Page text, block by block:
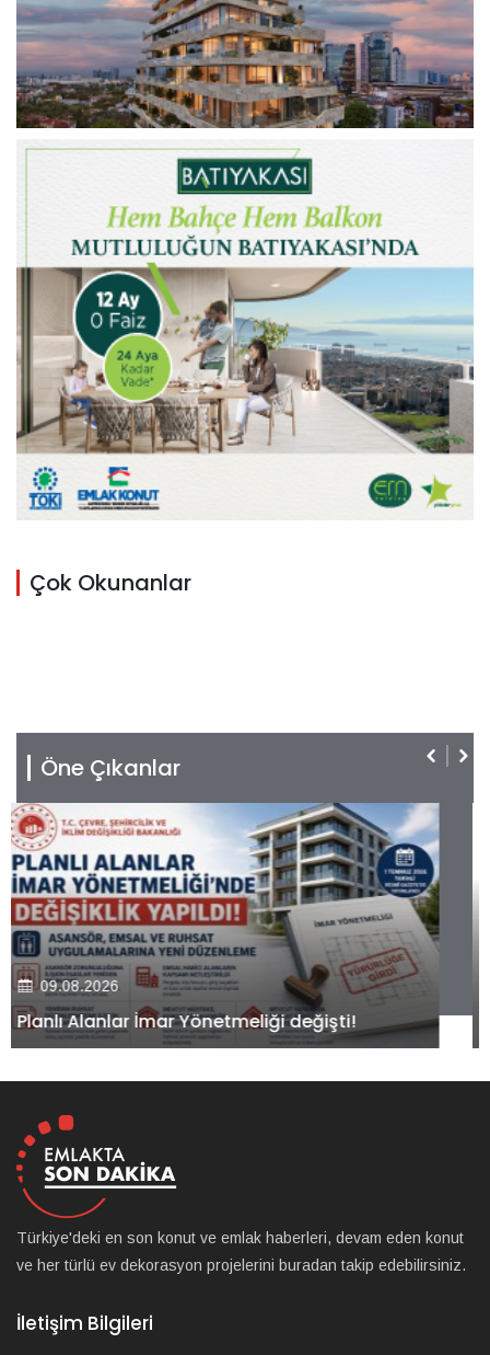
Çok Okunanlar
Öne Çıkanlar
09.08.2026
Kiler GYO’dan Pendik Dolayoba projesiyle ilgili
önemli adım!
Türkiye'deki en son konut ve emlak haberleri, devam eden konut
ve her türlü ev dekorasyon projelerini buradan takip edebilirsiniz.
İletişim Bilgileri